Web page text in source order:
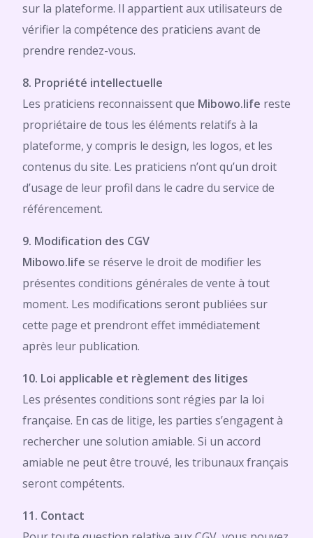
sur la plateforme. Il appartient aux utilisateurs de
vérifier la compétence des praticiens avant de
prendre rendez-vous.
8. Propriété intellectuelle
Les praticiens reconnaissent que Mibowo.life reste
propriétaire de tous les éléments relatifs à la
plateforme, y compris le design, les logos, et les
contenus du site. Les praticiens n’ont qu’un droit
d’usage de leur profil dans le cadre du service de
référencement.
9. Modification des CGV
Mibowo.life se réserve le droit de modifier les
présentes conditions générales de vente à tout
moment. Les modifications seront publiées sur
cette page et prendront effet immédiatement
après leur publication.
10. Loi applicable et règlement des litiges
Les présentes conditions sont régies par la loi
française. En cas de litige, les parties s’engagent à
rechercher une solution amiable. Si un accord
amiable ne peut être trouvé, les tribunaux français
seront compétents.
11. Contact